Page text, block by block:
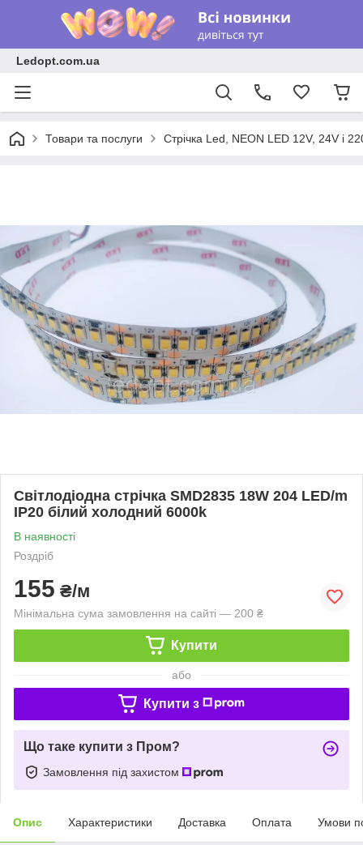
Ledopt.com.ua
Товари та послуги Стрічка Led, NEON LED 12V, 24V і
Світлодіодна стрічка SMD2835 18W 204 LED/m
IP20 білий холодний 6000k
В наявності
Роздріб
155 ₴/м
Мінімальна сума замовлення на сайті — 200 ₴
Купити
або
Купити з
Що таке купити з Пром?
Замовлення під захистом
Опис Характеристики Доставка Оплата Умови